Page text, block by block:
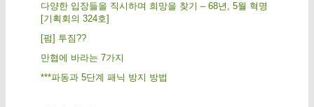
다양한 입장들을 직시하며 희망을 찾기 – 68년, 5월 혁명
[기획회의 324호]
[펌] 투짐??
만협에 바라는 7가지
***파동과 5단계 패닉 방지 방법